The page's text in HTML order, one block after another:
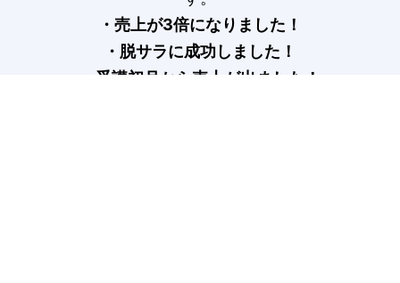
・売上が3倍になりました！
・脱サラに成功しました！
・受講初月から売上が出ました！